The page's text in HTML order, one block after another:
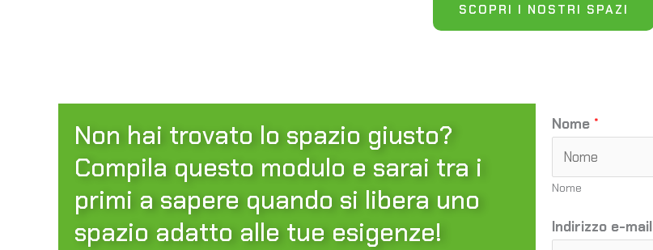
SCOPRI I NOSTRI SPAZI
Non hai trovato lo spazio giusto?
Compila questo modulo e sarai tra i
primi a sapere quando si libera uno
spazio adatto alle tue esigenze!
Nome *
Nome
Indirizzo e-mail